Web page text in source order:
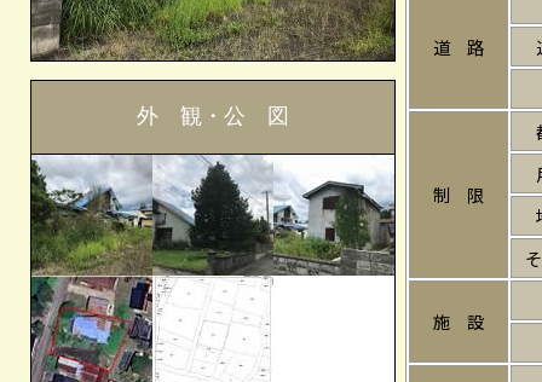
外 観・公 図
道 路
制 限
施 設